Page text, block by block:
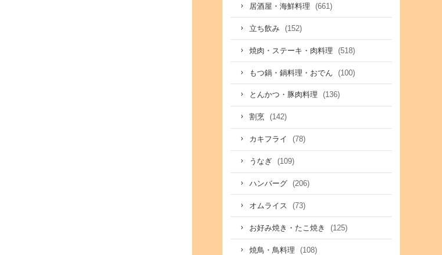
居酒屋・海鮮料理 (661)
立ち飲み (152)
焼肉・ステーキ・肉料理 (518)
もつ鍋・鍋料理・おでん (100)
とんかつ・豚肉料理 (136)
割烹 (142)
カキフライ (78)
うなぎ (109)
ハンバーグ (206)
オムライス (73)
お好み焼き・たこ焼き (125)
焼鳥・鳥料理 (108)